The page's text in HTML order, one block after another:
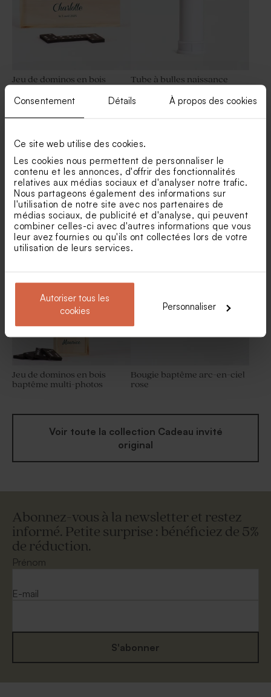
Consentement Détails À propos des cookies
Ce site web utilise des cookies.
Les cookies nous permettent de personnaliser le
contenu et les annonces, d'offrir des fonctionnalités
relatives aux médias sociaux et d'analyser notre trafic.
Nous partageons également des informations sur
l'utilisation de notre site avec nos partenaires de
médias sociaux, de publicité et d'analyse, qui peuvent
combiner celles-ci avec d'autres informations que vous
leur avez fournies ou qu'ils ont collectées lors de votre
utilisation de leurs services.
Autoriser tous les
cookies
Personnaliser
naissance verre
Contenant à dragées
baptême transparent
Jeu de dominos en bois
Tube à bulles naissance
Stylo personnalisé en bois
baptême
Yoyo en bois baptême
Jeu de dominos en bois
baptême multi-photos
Bougie baptême arc-en-ciel
rose
Voir toute la collection Cadeau invité
original
Abonnez-vous à la newsletter et restez
informé. Petite surprise : bénéficiez de 5%
de réduction.
Prénom
E-mail
S'abonner